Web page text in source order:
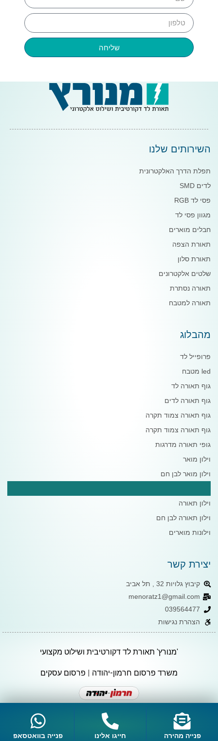
שליחה
השירותים שלנו
תפלת הדרך האלקטרונית
לדים SMD
פסי לד RGB
מגוון פסי לד
חבלים מוארים
תאורת הצפה
תאורת סלון
שלטים אלקטרונים
תאורה נסתרת
תאורה למטבח
מהבלוג
פרופייל לד
led מטבח
גוף תאורה לד
גוף תאורה לדים
גוף תאורה צמוד תקרה
גוף תאורה צמוד תקרה
גופי תאורה מדרגות
וילון מואר
וילון מואר לבן חם
וילון תאורה
וילון תאורה לבן חם
וילונות מוארים
יצירת קשר
קיבוץ גלויות 32 , תל אביב
menoratz1@gmail.com
039564477
הצהרת נגישות
'מנורץ' תאורת לד דקורטיבית ושילוט מקצועי
משרד פרסום חרמון-יהודה פרסום עסקים
פנייה מהירה חייגו אלינו פנייה בוואטסאפ